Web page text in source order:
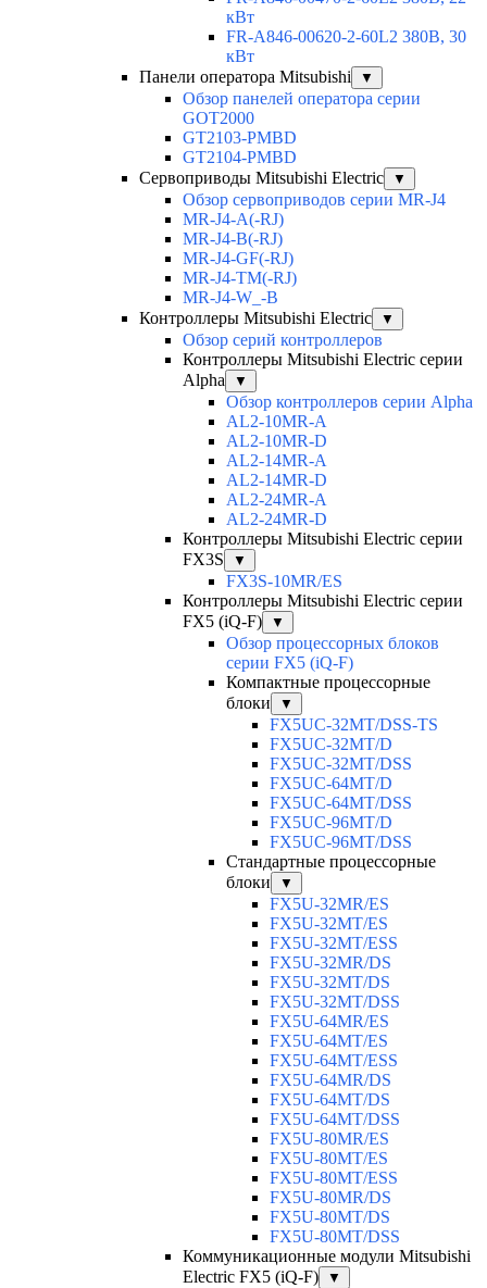
кВт
FR-A846-00620-2-60L2 380В, 30
кВт
Панели оператора Mitsubishi
▼
Обзор панелей оператора серии
GOT2000
GT2103-PMBD
GT2104-PMBD
Сервоприводы Mitsubishi Electric
▼
Обзор сервоприводов серии MR-J4
MR-J4-A(-RJ)
MR-J4-B(-RJ)
MR-J4-GF(-RJ)
MR-J4-TM(-RJ)
MR-J4-W_-B
Контроллеры Mitsubishi Electric
▼
Обзор серий контроллеров
Контроллеры Mitsubishi Electric серии
Alpha
▼
Обзор контроллеров серии Alpha
AL2-10MR-A
AL2-10MR-D
AL2-14MR-A
AL2-14MR-D
AL2-24MR-A
AL2-24MR-D
Контроллеры Mitsubishi Electric серии
FX3S
▼
FX3S-10MR/ES
Контроллеры Mitsubishi Electric серии
FX5 (iQ-F)
▼
Обзор процессорных блоков
серии FX5 (iQ-F)
Компактные процессорные
блоки
▼
FX5UC-32MT/DSS-TS
FX5UC-32MT/D
FX5UC-32MT/DSS
FX5UC-64MT/D
FX5UC-64MT/DSS
FX5UC-96MT/D
FX5UC-96MT/DSS
Стандартные процессорные
блоки
▼
FX5U-32MR/ES
FX5U-32MT/ES
FX5U-32MT/ESS
FX5U-32MR/DS
FX5U-32MT/DS
FX5U-32MT/DSS
FX5U-64MR/ES
FX5U-64MT/ES
FX5U-64MT/ESS
FX5U-64MR/DS
FX5U-64MT/DS
FX5U-64MT/DSS
FX5U-80MR/ES
FX5U-80MT/ES
FX5U-80MT/ESS
FX5U-80MR/DS
FX5U-80MT/DS
FX5U-80MT/DSS
Коммуникационные модули Mitsubishi
Electric FX5 (iQ-F)
▼